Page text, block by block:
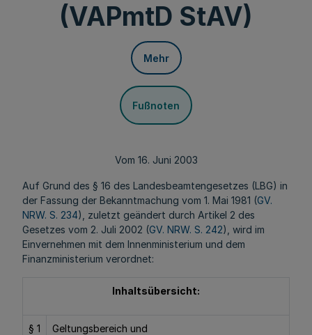
(VAPmtD StAV)
Mehr
Fußnoten
Vom 16. Juni 2003
Auf Grund des § 16 des Landesbeamtengesetzes (LBG) in
der Fassung der Bekanntmachung vom 1. Mai 1981 (GV.
NRW. S. 234), zuletzt geändert durch Artikel 2 des
Gesetzes vom 2. Juli 2002 (GV. NRW. S. 242), wird im
Einvernehmen mit dem Innenministerium und dem
Finanzministerium verordnet:
Inhaltsübersicht:
§ 1
Geltungsbereich und